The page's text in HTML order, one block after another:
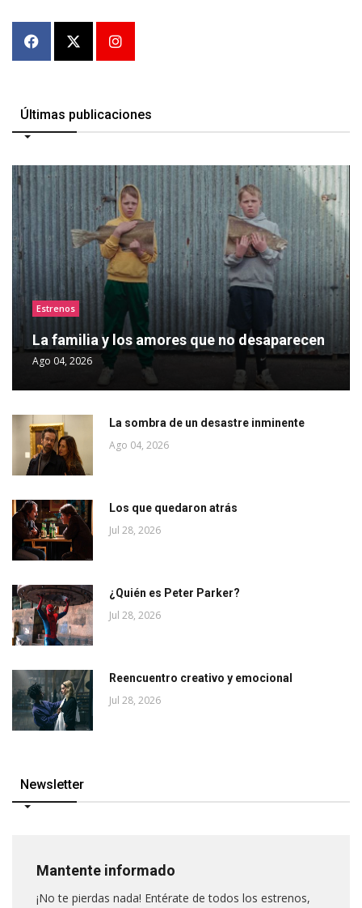
Últimas publicaciones
Estrenos
La familia y los amores que no desaparecen
Ago 04, 2026
La sombra de un desastre inminente
Ago 04, 2026
Los que quedaron atrás
Jul 28, 2026
¿Quién es Peter Parker?
Jul 28, 2026
Reencuentro creativo y emocional
Jul 28, 2026
Newsletter
Mantente informado
¡No te pierdas nada! Entérate de todos los estrenos,